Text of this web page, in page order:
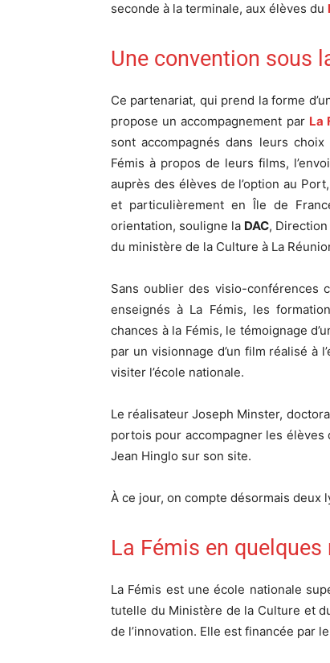
seconde à la terminale, aux élèves du
Une convention sous
Ce partenariat, qui prend la forme
propose un accompagnement par La
sont accompagnés dans leurs
Fémis à propos de leurs films,
auprès des élèves de l’option au
et particulièrement en Île de
orientation, souligne la DAC,
du ministère de la Culture à La
Sans oublier des visio-conférences
enseignés à La Fémis, les
chances à la Fémis, le témoignage
par un visionnage d’un film réalisé à
visiter l’école nationale.
Le réalisateur Joseph Minster,
portois pour accompagner les
Jean Hinglo sur son site.
À ce jour, on compte désormais deux
La Fémis en quelques
La Fémis est une école nationale
tutelle du Ministère de la Culture et
de l’innovation. Elle est financée par le